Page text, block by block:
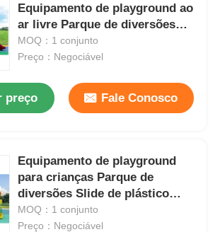
Equipamento de playground ao
ar livre Parque de diversões
Venda Quente Crianças Slide de
plástico
MOQ：1 conjunto
Preço：Negociável
preço Fale Conosco
Equipamento de playground
para crianças Parque de
diversões Slide de plástico
Aparição atraente
MOQ：1 conjunto
Preço：Negociável